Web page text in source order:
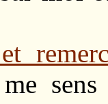
sens